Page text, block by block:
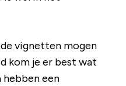
vignetten mogen
kom je er best wat
een